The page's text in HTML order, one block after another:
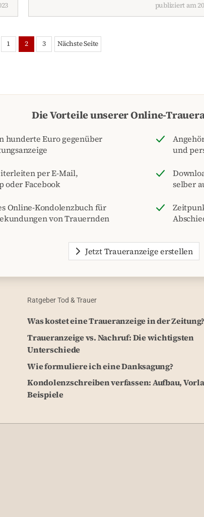
publiziert am
1 2 3 Nächste Seite
Die Vorteile unserer Online-
hunderte Euro gegenüber
und
per E-Mail,
oder Facebook
selber
Online-Kondolenzbuch für
von Trauernden
Jetzt Traueranzeige erstellen
Ratgeber Tod & Trauer
Was kostet eine Traueranzeige in der
Traueranzeige vs. Nachruf: Die wichtigsten
Unterschiede
Wie formuliere ich eine Danksagung?
Kondolenzschreiben verfassen: Aufbau,
Beispiele